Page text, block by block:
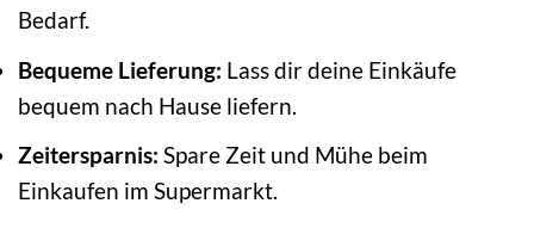
Bedarf.
Bequeme Lieferung: Lass dir deine Einkäufe
bequem nach Hause liefern.
Zeitersparnis: Spare Zeit und Mühe beim
Einkaufen im Supermarkt.